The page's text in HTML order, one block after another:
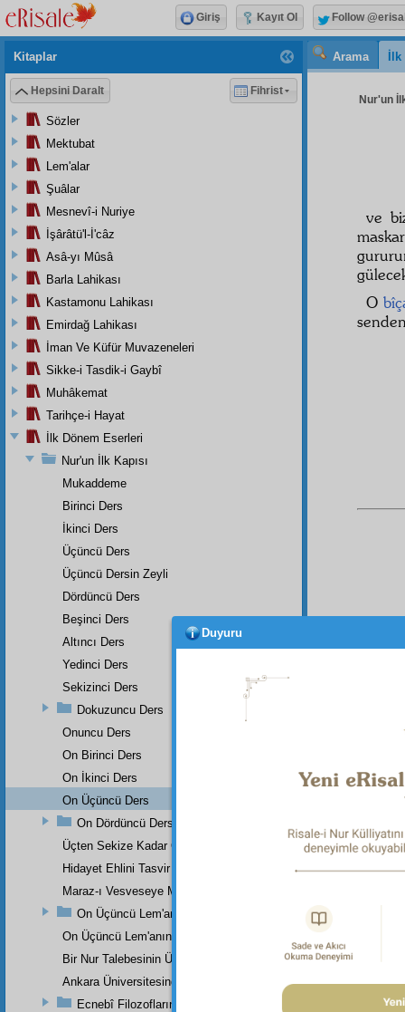
Arama
Nur'un
ve
O
Kitaplar
Hepsini Daralt Fihrist
Sözler
Mektubat
Lem'alar
Şuâlar
Mesnevî-i Nuriye
İşârâtü'l-İ'câz
Asâ-yı Mûsâ
Barla Lahikası
Kastamonu Lahikası
Emirdağ Lahikası
İman Ve Küfür Muvazeneleri
Sikke-i Tasdik-i Gaybî
Muhâkemat
Tarihçe-i Hayat
İlk Dönem Eserleri
Nur'un İlk Kapısı
Mukaddeme
Birinci Ders
İkinci Ders
Üçüncü Ders
Üçüncü Dersin Zeyli
Dördüncü Ders
Beşinci Ders
Altıncı Ders
Yedinci Ders
Sekizinci Ders
Dokuzuncu Ders
Onuncu Ders
On Birinci Ders
On İkinci Ders
On Üçüncü Ders
On Dördüncü Ders
Üçten Sekize Kadar Olan Derslerin Özeti
Hidayet Ehlini Tasvir Eden Bir Levha
Maraz-ı Vesveseye Müptelâ Olanlara Bir Ders
On Üçüncü Lem'anın On İkinci İşaretinden
On Üçüncü Lem'anın On Üçüncü İşaretinin Üçüncü Noktasından
Bir Nur Talebesinin Üstad Hazretlerinin Dâr-ı Bekaya
Ankara Üniversitesinde Okunan Bir Konferans
Ecnebî Filozofların Kur'ân'ı Tasdiklerine Dair Şehadetleri
Giriş Kayıt Ol Follow
Duyuru